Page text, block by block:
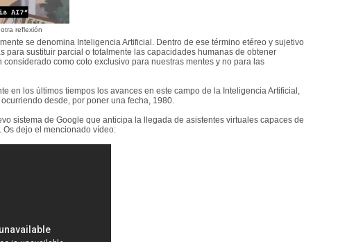
reflexión
se denomina Inteligencia Artificial. Dentro de ese término etéreo y sujetivo
sustituir parcial o totalmente las capacidades humanas de obtener
como coto exclusivo para nuestras mentes y no para las
en los últimos tiempos los avances en este campo de la Inteligencia Artificial,
desde, por poner una fecha, 1980.
sistema de Google que anticipa la llegada de asistentes virtuales capaces de
dejo el mencionado vídeo: